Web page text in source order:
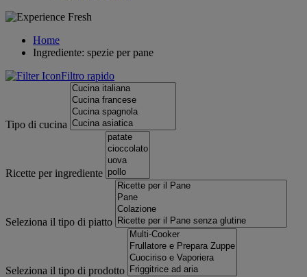
Home
Ingrediente: spezie per pane
Filtro rapido
Tipo di cucina
Ricette per ingrediente
Seleziona il tipo di piatto
Seleziona il tipo di prodotto